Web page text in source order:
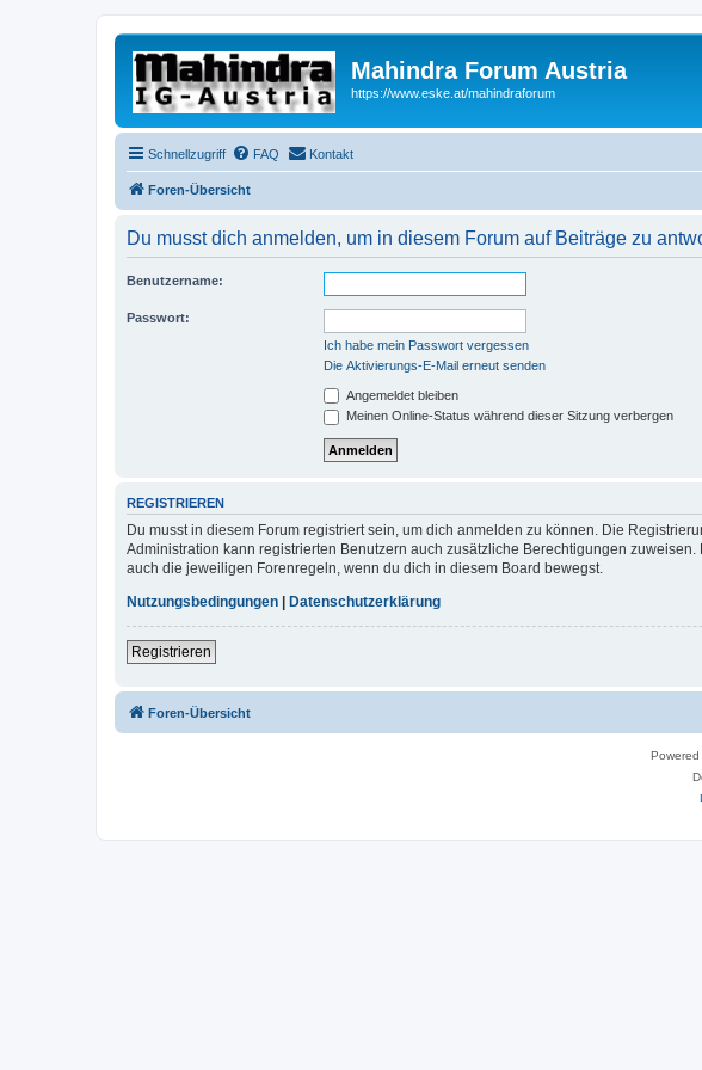
Mahindra Forum Austria
https://www.eske.at/mahindraforum
Schnellzugriff FAQ Kontakt
Foren-Übersicht
Du musst dich anmelden, um in diesem Forum auf Beiträge zu
Benutzername:
Passwort:
Ich habe mein Passwort vergessen
Die Aktivierungs-E-Mail erneut senden
Angemeldet bleiben
Meinen Online-Status während dieser Sitzung verbergen
REGISTRIEREN
Du musst in diesem Forum registriert sein, um dich anmelden zu können. Die
Administration kann registrierten Benutzern auch zusätzliche Berechtigungen
auch die jeweiligen Forenregeln, wenn du dich in diesem Board bewegst.
Nutzungsbedingungen
Datenschutzerklärung
Registrieren
Foren-Übersicht
Powered